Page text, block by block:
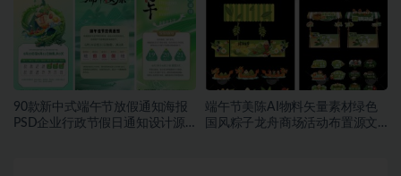
90款新中式端午节放假通知海报
PSD企业行政节假日通知设计源
端午节美陈AI物料矢量素材绿色
国风粽子龙舟商场活动布置源文